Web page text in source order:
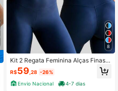
8
Kit 2 Regata Feminina Alças Finas P
oliamida Camiseta Fitness Academi
a Feminino Liso Slim Fit Costas Nua
s
R$59 ,28 -26%
Envio Nacional
4-7 dias